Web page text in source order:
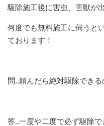
駆除施工後に害虫、害獣が
何度でも無料施工に伺うと
ております！
問..頼んだら絶対駆除できる
答..一度や二度で必ず駆除